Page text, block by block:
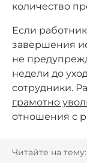
количество
Если
завершения
не
недели до
сотрудники.
грамотно
отношения с
Читайте на тему: